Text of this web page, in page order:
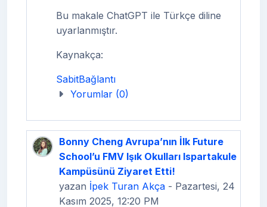
Bu makale ChatGPT ile Türkçe diline
uyarlanmıştır.
Kaynakça:
SabitBağlantı
Yorumlar (0)
Bonny Cheng Avrupa’nın İlk Future
School’u FMV Işık Okulları Ispartakule
Kampüsünü Ziyaret Etti!
yazan İpek Turan Akça - Pazartesi, 24
Kasım 2025, 12:20 PM